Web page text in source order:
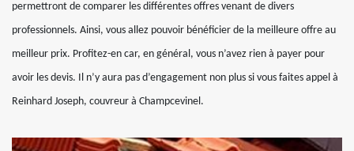
permettront de comparer les différentes offres venant de divers
professionnels. Ainsi, vous allez pouvoir bénéficier de la meilleure offre au
meilleur prix. Profitez-en car, en général, vous n’avez rien à payer pour
avoir les devis. Il n’y aura pas d’engagement non plus si vous faites appel à
Reinhard Joseph, couvreur à Champcevinel.